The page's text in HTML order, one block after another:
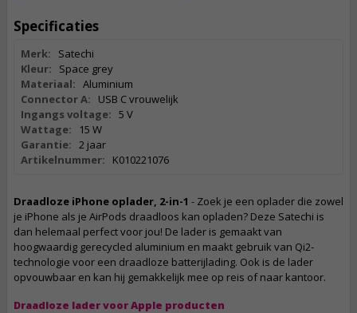
Specificaties
Merk:
Satechi
Kleur:
Space grey
Materiaal: Aluminium
Connector A:
USB C vrouwelijk
Ingangs voltage: 5 V
Wattage:
15 W
Garantie: 2 jaar
Artikelnummer:
K010221076
Draadloze iPhone oplader, 2-in-1 - Zoek je een oplader die zowel
je iPhone als je AirPods draadloos kan opladen? Deze Satechi is
dan helemaal perfect voor jou! De lader is gemaakt van
hoogwaardig gerecycled aluminium en maakt gebruik van Qi2-
technologie voor een draadloze batterijlading. Ook is de lader
opvouwbaar en kan hij gemakkelijk mee op reis of naar kantoor.
Draadloze lader voor Apple producten